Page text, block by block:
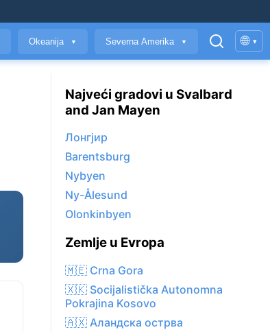
Okeanija ▼ Severna Amerika ▼ 🌐 ▾
Najveći gradovi u Svalbard
and Jan Mayen
Лонгјир
Barentsburg
Nybyen
Ny-Ålesund
Olonkinbyen
Zemlje u Evropa
🇲🇪 Crna Gora
🇽🇰 Socijalistička Autonomna
Pokrajina Kosovo
🇦🇽 Аландска острва